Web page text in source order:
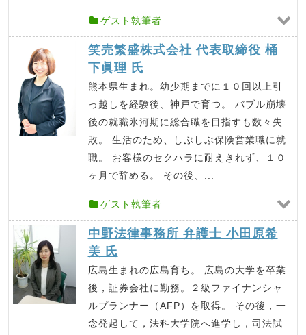
ゲスト執筆者
笑売繁盛株式会社 代表取締役 桶
下眞理 氏
熊本県生まれ。幼少期までに１０回以上引
っ越しを経験後、神戸で育つ。 バブル崩壊
後の就職氷河期に総合職を目指すも数々失
敗。 生活のため、しぶしぶ保険営業職に就
職。 お客様のセクハラに耐えきれず、１０
ヶ月で辞める。 その後、...
ゲスト執筆者
中野法律事務所 弁護士 小田原希
美 氏
広島生まれの広島育ち。 広島の大学を卒業
後，証券会社に勤務。２級ファイナンシャ
ルプランナー（AFP）を取得。 その後，一
念発起して，法科大学院へ進学し，司法試